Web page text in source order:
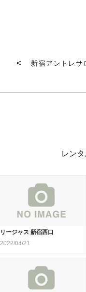
新宿アントレサ
レン
リージャス 新宿西口
2022/04/21